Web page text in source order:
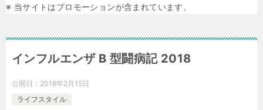
※ 当サイトはプロモーションが含まれています。
インフルエンザ B 型闘病記 2018
公開日： 2018年2月15日
ライフスタイル